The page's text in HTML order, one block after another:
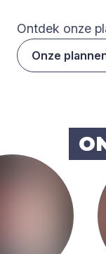
Ontdek onze
Onze